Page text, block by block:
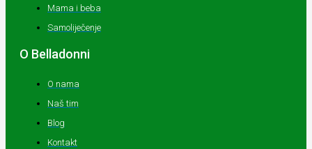
Mama i beba
Samoliječenje
O Belladonni
O nama
Naš tim
Blog
Kontakt